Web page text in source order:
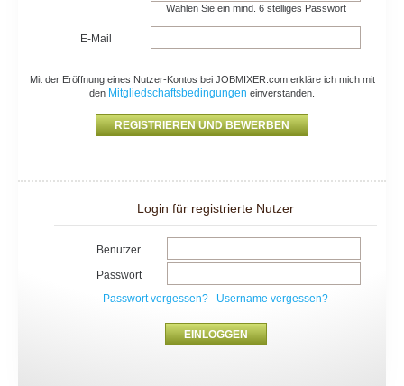
Wählen Sie ein mind. 6 stelliges Passwort
E-Mail
Mit der Eröffnung eines Nutzer-Kontos bei JOBMIXER.com erkläre ich mich mit
den Mitgliedschaftsbedingungen einverstanden.
Login für registrierte Nutzer
Benutzer
Passwort
Passwort vergessen?
Username vergessen?